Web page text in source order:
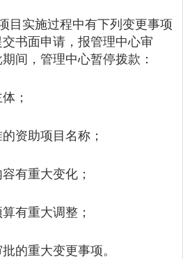
目实施过程中有下列变更事项
书面申请，报管理中心审
间，管理中心暂停拨款：
；
资助项目名称；
有重大变化；
有重大调整；
的重大变更事项。